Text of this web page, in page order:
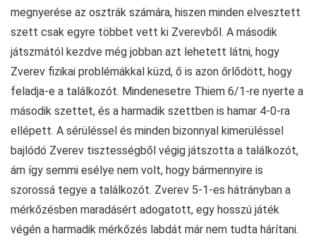
megnyerése az osztrák számára, hiszen minden elvesztett
szett csak egyre többet vett ki Zverevből. A második
játszmától kezdve még jobban azt lehetett látni, hogy
Zverev fizikai problémákkal küzd, ő is azon őrlődött, hogy
feladja-e a találkozót. Mindenesetre Thiem 6/1-re nyerte a
második szettet, és a harmadik szettben is hamar 4-0-ra
ellépett. A sérüléssel és minden bizonnyal kimerüléssel
bajlódó Zverev tisztességből végig játszotta a találkozót,
ám így semmi esélye nem volt, hogy bármennyire is
szorossá tegye a találkozót. Zverev 5-1-es hátrányban a
mérkőzésben maradásért adogatott, egy hosszú játék
végén a harmadik mérkőzés labdát már nem tudta hárítani.